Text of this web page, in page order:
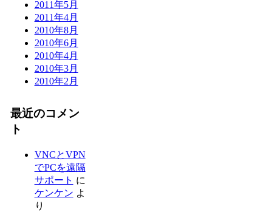
2011年5月
2011年4月
2010年8月
2010年6月
2010年4月
2010年3月
2010年2月
最近のコメン
ト
VNCとVPN
でPCを遠隔
サポート に
ケンケン よ
り